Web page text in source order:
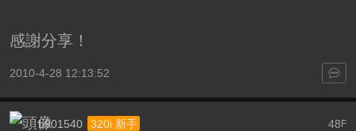
感謝分享！
2010-4-28 12:13:52
48F
b901540 320i 新手